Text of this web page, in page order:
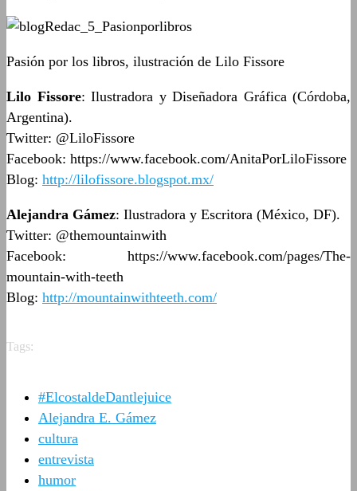
Pasión por los libros, ilustración de Lilo Fissore
Lilo Fissore: Ilustradora y Diseñadora Gráfica (Córdoba,
Argentina).
Twitter: @LiloFissore
Facebook: https://www.facebook.com/AnitaPorLiloFissore
Blog: http://lilofissore.blogspot.mx/
Alejandra Gámez: Ilustradora y Escritora (México, DF).
Twitter: @themountainwith
Facebook: https://www.facebook.com/pages/The-
mountain-with-teeth
Blog: http://mountainwithteeth.com/
Tags:
#ElcostaldeDantlejuice
Alejandra E. Gámez
cultura
entrevista
humor